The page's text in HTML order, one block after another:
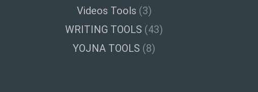
Videos Tools (3)
WRITING TOOLS (43)
YOJNA TOOLS (8)